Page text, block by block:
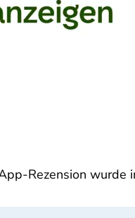
Rezension